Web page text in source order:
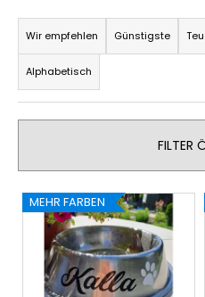
P
o
d
u
s
o
Wir empfehlen Günstigste
Alphabetisch
FILTER
L
i
MEHR FARBEN
p
e
h
l
e
AUFKLEBER
NACH
IHREM
FOTO
€16,48